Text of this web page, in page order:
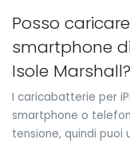
Posso
smartphone
Isole Marshall?
I caricabatterie per
smartphone o
tensione, quindi puoi